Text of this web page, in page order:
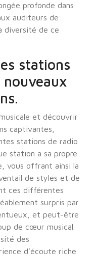
profonde dans
auditeurs de
diversité de ce
stations
et découvrir
captivantes,
stations de radio
station a sa propre
vous offrant ainsi la
de styles et de
ces différentes
surpris par
et peut-être
de cœur musical.
des
d’écoute riche